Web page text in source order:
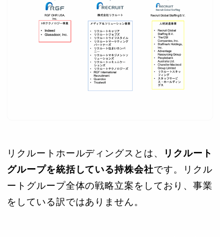
リクルートホールディングスとは、
リクルート
グループを統括している持株会社です。リクル
ートグループ全体の戦略立案をしており、事業
をしている訳ではありません。